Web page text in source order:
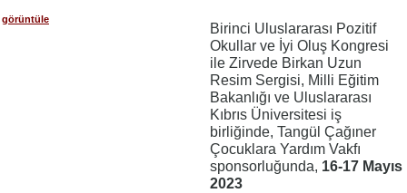
görüntüle
Birinci Uluslararası Pozitif
Okullar ve İyi Oluş Kongresi
ile Zirvede Birkan Uzun
Resim Sergisi, Milli Eğitim
Bakanlığı ve Uluslararası
Kıbrıs Üniversitesi iş
birliğinde, Tangül Çağıner
Çocuklara Yardım Vakfı
sponsorluğunda, 16-17 Mayıs
2023